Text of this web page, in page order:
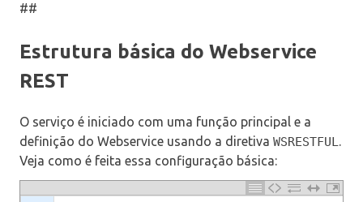
##
Estrutura básica do Webservice
REST
O serviço é iniciado com uma função principal e a
definição do Webservice usando a diretiva WSRESTFUL.
Veja como é feita essa configuração básica: